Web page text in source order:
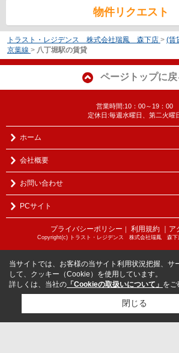
物件リクエスト
トラスト・レジデンス 株式会社瑞鳳 森下店 > (賃
京葉線 > 八丁堀駅の賃貸
ページトップに戻
営業時間:10：00～19：00
定休日:毎週水曜日、第二火曜
ホーム
会社概要
お問い合わせ
PCサイト
プライバシーポリシー ｜ 利用規約 ｜
Copyright(c) トラスト・レジデンス 株式会社瑞鳳 森下
当サイトでは、お客様の当サイト利用状況把握、サ
して、クッキー（Cookie）を使用しています。
詳しくは、当社の 「Cookieの取扱いについて」 をご
閉じる